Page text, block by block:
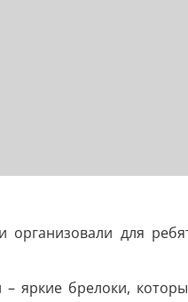
для
яркие брелоки,